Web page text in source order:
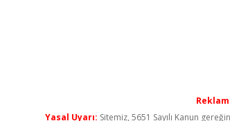
Yasal Uyarı: Sitemiz, 5651 Sayılı Kanun